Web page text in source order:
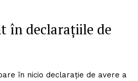
în declarațiile de
în nicio declarație de avere a